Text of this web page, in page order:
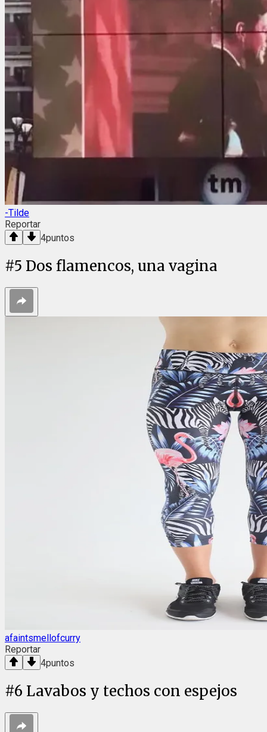
-Tilde
Reportar
4puntos
#5 Dos flamencos, una vagina
afaintsmellofcurry
Reportar
4puntos
#6 Lavabos y techos con espejos